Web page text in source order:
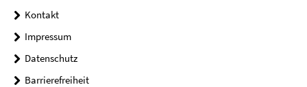
Kontakt
Impressum
Datenschutz
Barrierefreiheit